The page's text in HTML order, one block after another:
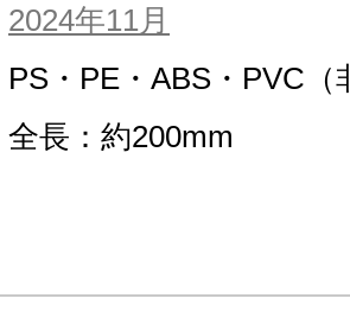
2024年11月
PS・PE・ABS・PVC
全長：約200mm